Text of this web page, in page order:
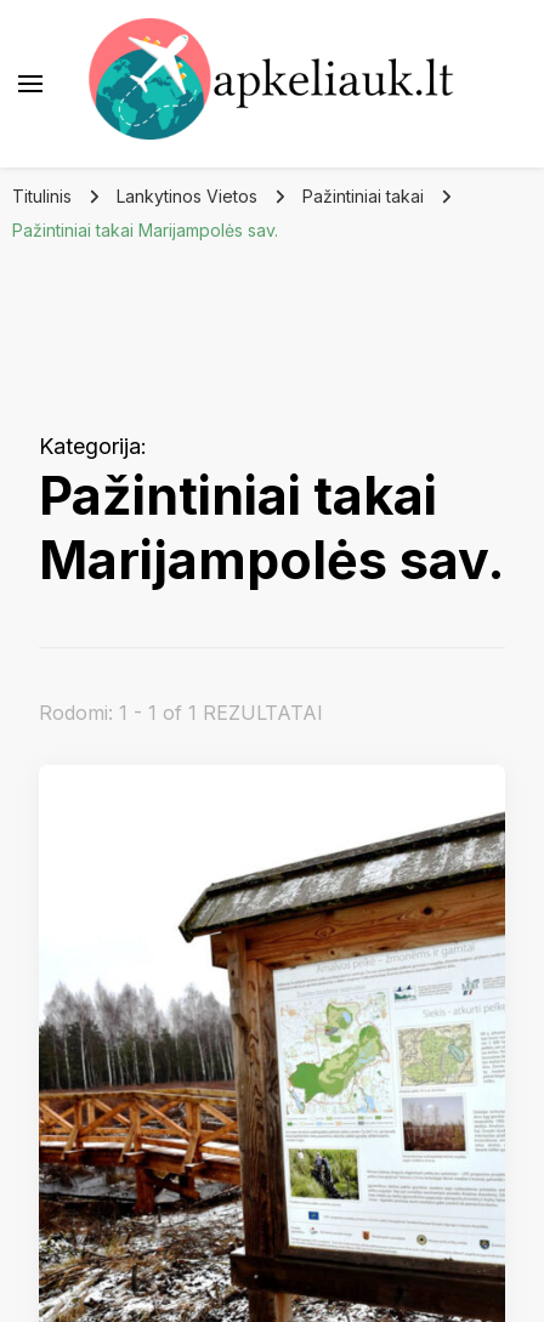
Titulinis Lankytinos Vietos
Pažintiniai takai
Pažintiniai takai Marijampolės sav.
Kategorija:
Pažintiniai takai
Marijampolės sav.
Rodomi: 1 - 1 of 1 REZULTATAI